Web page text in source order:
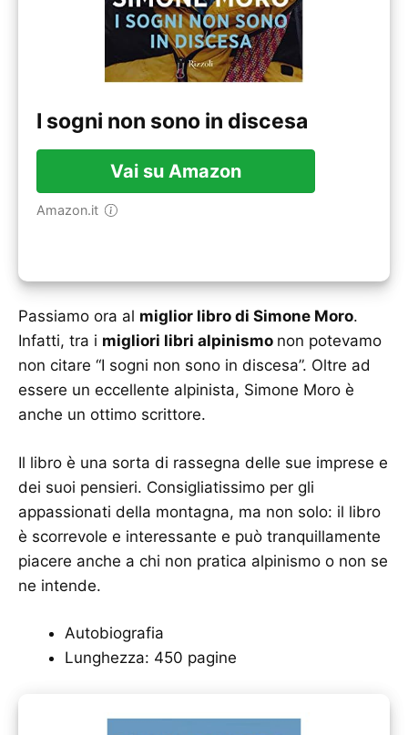
I sogni non sono in discesa
Vai su Amazon
Amazon.it
Passiamo ora al miglior libro di Simone Moro.
Infatti, tra i migliori libri alpinismo non potevamo
non citare “I sogni non sono in discesa”. Oltre ad
essere un eccellente alpinista, Simone Moro è
anche un ottimo scrittore.
Il libro è una sorta di rassegna delle sue imprese e
dei suoi pensieri. Consigliatissimo per gli
appassionati della montagna, ma non solo: il libro
è scorrevole e interessante e può tranquillamente
piacere anche a chi non pratica alpinismo o non se
ne intende.
Autobiografia
Lunghezza: 450 pagine